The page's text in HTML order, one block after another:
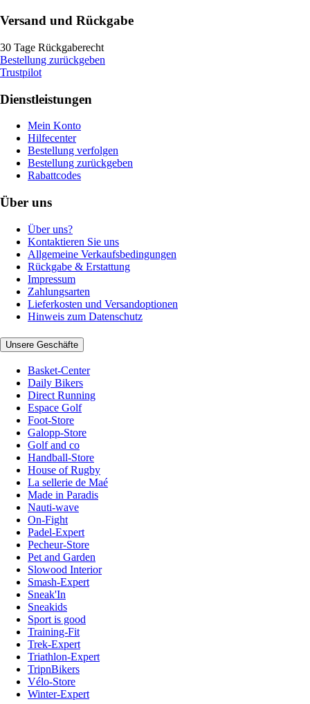
Versand und Rückgabe
30 Tage Rückgaberecht
Bestellung zurückgeben
Trustpilot
Dienstleistungen
Mein Konto
Hilfecenter
Bestellung verfolgen
Bestellung zurückgeben
Rabattcodes
Über uns
Über uns?
Kontaktieren Sie uns
Allgemeine Verkaufsbedingungen
Rückgabe & Erstattung
Impressum
Zahlungsarten
Lieferkosten und Versandoptionen
Hinweis zum Datenschutz
Unsere Geschäfte
Basket-Center
Daily Bikers
Direct Running
Espace Golf
Foot-Store
Galopp-Store
Golf and co
Handball-Store
House of Rugby
La sellerie de Maé
Made in Paradis
Nauti-wave
On-Fight
Padel-Expert
Pecheur-Store
Pet and Garden
Slowood Interior
Smash-Expert
Sneak'In
Sneakids
Sport is good
Training-Fit
Trek-Expert
Triathlon-Expert
TripnBikers
Vélo-Store
Winter-Expert